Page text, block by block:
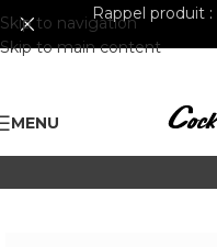
Skip to navigation
Skip to main content
Rappel produit :
MENU